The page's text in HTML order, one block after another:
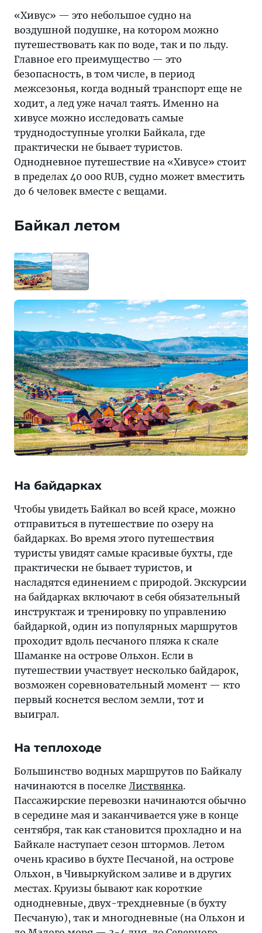
«Хивус» — это небольшое судно на
воздушной подушке, на котором можно
путешествовать как по воде, так и по льду.
Главное его преимущество — это
безопасность, в том числе, в период
межсезонья, когда водный транспорт еще не
ходит, а лед уже начал таять. Именно на
хивусе можно исследовать самые
труднодоступные уголки Байкала, где
практически не бывает туристов.
Однодневное путешествие на «Хивусе» стоит
в пределах 40 000 RUB, судно может вместить
до 6 человек вместе с вещами.
Байкал летом
На байдарках
Чтобы увидеть Байкал во всей красе, можно
отправиться в путешествие по озеру на
байдарках. Во время этого путешествия
туристы увидят самые красивые бухты, где
практически не бывает туристов, и
насладятся единением с природой. Экскурсии
на байдарках включают в себя обязательный
инструктаж и тренировку по управлению
байдаркой, один из популярных маршрутов
проходит вдоль песчаного пляжа к скале
Шаманке на острове Ольхон. Если в
путешествии участвует несколько байдарок,
возможен соревновательный момент — кто
первый коснется веслом земли, тот и
выиграл.
На теплоходе
Большинство водных маршрутов по Байкалу
начинаются в поселке Листвянка.
Пассажирские перевозки начинаются обычно
в середине мая и заканчивается уже в конце
сентября, так как становится прохладно и на
Байкале наступает сезон штормов. Летом
очень красиво в бухте Песчаной, на острове
Ольхон, в Чивыркуйском заливе и в других
местах. Круизы бывают как короткие
однодневные, двух-трехдневные (в бухту
Песчаную), так и многодневные (на Ольхон и